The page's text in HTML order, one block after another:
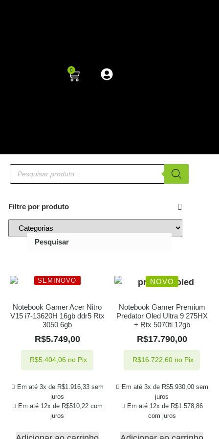
0
Filtre por produto
Pesquisar
SEMINOVO
Notebook Gamer Acer Nitro
V15 i7-13620H 16gb ddr5 Rtx
3050 6gb
R$5.749,00
Em até 3x de R$1.916,33sem
juros
Em até 12x de R$510,22com
juros
R$5.404,06 no Pix
NOVO
Notebook Gamer Premium
Predator Oled Ultra 9 275HX
+ Rtx 5070ti 12gb
R$17.790,00
Em até 3x de R$5.930,00sem
juros
Em até 12x de R$1.578,86
com juros
R$16.722,60 no Pix